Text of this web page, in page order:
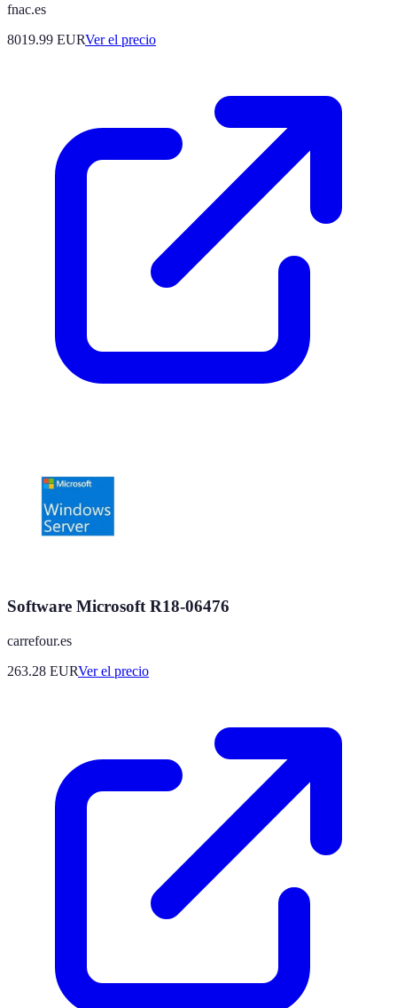
fnac.es
8019.99 EURVer el precio
Software Microsoft R18-06476
carrefour.es
263.28 EURVer el precio